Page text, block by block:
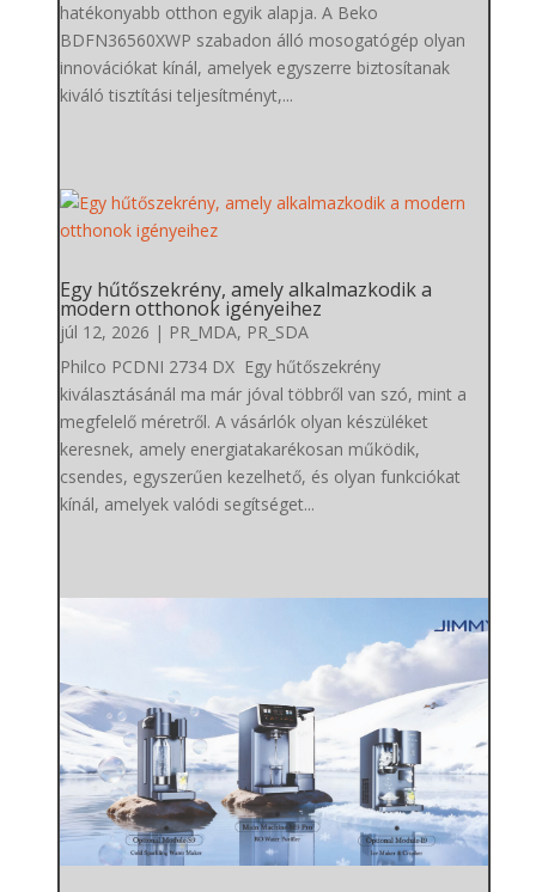
hatékonyabb otthon egyik alapja. A Beko
BDFN36560XWP szabadon álló mosogatógép olyan
innovációkat kínál, amelyek egyszerre biztosítanak
kiváló tisztítási teljesítményt,...
Egy hűtőszekrény, amely alkalmazkodik a
modern otthonok igényeihez
júl 12, 2026 | PR_MDA, PR_SDA
Philco PCDNI 2734 DX Egy hűtőszekrény
kiválasztásánál ma már jóval többről van szó, mint a
megfelelő méretről. A vásárlók olyan készüléket
keresnek, amely energiatakarékosan működik,
csendes, egyszerűen kezelhető, és olyan funkciókat
kínál, amelyek valódi segítséget...